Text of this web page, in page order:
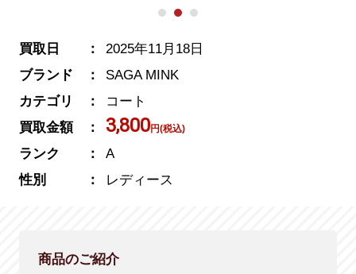
買取日
2025年11月18日
ブランド
SAGA MINK
カテゴリ
コート
買取金額
3,800円(税込)
ランク
A
性別
レディース
商品のご紹介